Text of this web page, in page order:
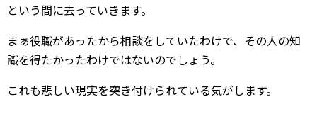
という間に去っていきます。
まぁ役職があったから相談をしていたわけで、その人の知
識を得たかったわけではないのでしょう。
これも悲しい現実を突き付けられている気がします。